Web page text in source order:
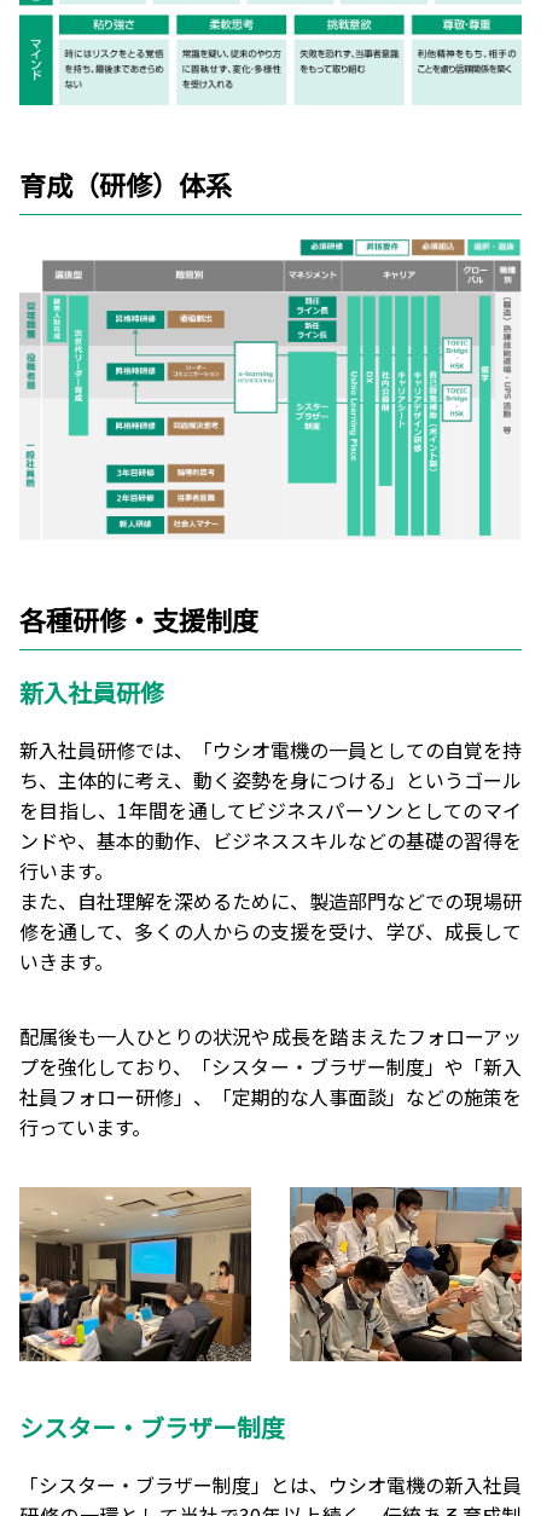
育成（研修）体系
各種研修・支援制度
新入社員研修
新入社員研修では、「ウシオ電機の一員としての自覚を持
ち、主体的に考え、動く姿勢を身につける」というゴール
を目指し、1年間を通してビジネスパーソンとしてのマイ
ンドや、基本的動作、ビジネススキルなどの基礎の習得を
行います。
また、自社理解を深めるために、製造部門などでの現場研
修を通して、多くの人からの支援を受け、学び、成長して
いきます。
配属後も一人ひとりの状況や成長を踏まえたフォローアッ
プを強化しており、「シスター・ブラザー制度」や「新入
社員フォロー研修」、「定期的な人事面談」などの施策を
行っています。
シスター・ブラザー制度
「シスター・ブラザー制度」とは、ウシオ電機の新入社員